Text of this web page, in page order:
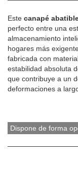
Este canapé
perfecto entre una
almacenamiento
hogares más
fabricada con
estabilidad absoluta
que contribuye a un
deformaciones a
Dispone de forma